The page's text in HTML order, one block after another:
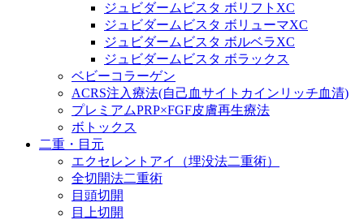
ジュビダームビスタ ボリフトXC
ジュビダームビスタ ボリューマXC
ジュビダームビスタ ボルベラXC
ジュビダームビスタ ボラックス
ベビーコラーゲン
ACRS注入療法(自己血サイトカインリッチ血清)
プレミアムPRP×FGF皮膚再生療法
ボトックス
二重・目元
エクセレントアイ（埋没法二重術）
全切開法二重術
目頭切開
目上切開